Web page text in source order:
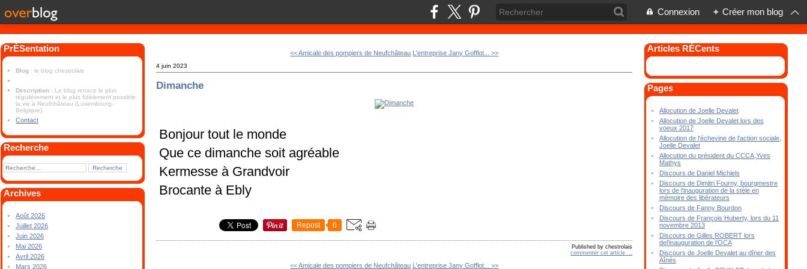
Connexion + Créer mon blog
PrÉSentation
Blog : le blog chestrolais
Description : Le blog retrace le plus
régulièrement et le plus fidèlement possible
la vie à Neufchâteau (Luxembourg-
Belgique).
Contact
Recherche
Archives
Août 2026
Juillet 2026
Juin 2026
Mai 2026
Avril 2026
Mars 2026
<< Amicale des pompiers de Neufchâteau L'entreprise Jany Gofflot... >>
4 juin 2023
Dimanche
Bonjour tout le monde
Que ce dimanche soit agréable
Kermesse à Grandvoir
Brocante à Ebly
Repost 0
Published by chestrolais
commenter cet article
<< Amicale des pompiers de Neufchâteau L'entreprise Jany Gofflot... >>
Articles RÉCents
Pages
Allocution de Joelle Devalet
Allocution de Joelle Devalet lors des
voeux 2017
Allocution de l'échevine de l'action sociale,
Joelle Devalet
Allocution du président du CCCA,Yves
Mathys
Discours de Daniel Michiels
Discours de Dimitri Fourny, bourgmestre
lors de l'inauguration de la stèle en
mémoire des libérateurs
Discours de Fanny Bourdon
Discours de François Huberty, lors du 11
novembre 2013
Discours de Gilles ROBERT lors
del'inauguration de l'OCA
Discours de Joelle Devalet au dîner des
Aînés